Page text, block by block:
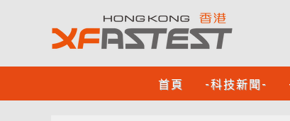
首頁 -科技新聞-